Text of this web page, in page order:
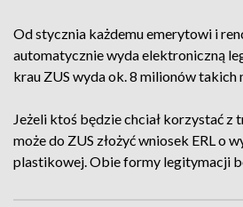
Od stycznia każdemu emerytowi i
automatycznie wyda elektroniczną
krau ZUS wyda ok. 8 milionów takich
Jeżeli ktoś będzie chciał korzystać
może do ZUS złożyć wniosek ERL o
plastikowej. Obie formy legitymacji